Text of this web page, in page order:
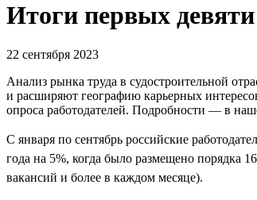
Итоги первых девяти
22 сентября 2023
Анализ рынка труда в судостроительной
и расширяют географию карьерных
опроса работодателей. Подробности — в
С января по сентябрь российские
года на 5%, когда было размещено порядка
вакансий и более в каждом месяце).